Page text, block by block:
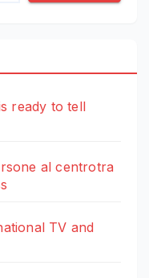
ready to tell
al centrotra
TV and